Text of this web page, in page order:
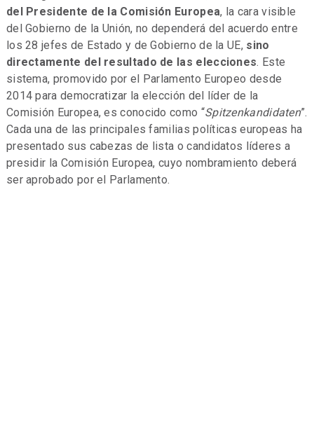
del Presidente de la Comisión Europea, la cara visible
del Gobierno de la Unión, no dependerá del acuerdo entre
los 28 jefes de Estado y de Gobierno de la UE, sino
directamente del resultado de las elecciones. Este
sistema, promovido por el Parlamento Europeo desde
2014 para democratizar la elección del líder de la
Comisión Europea, es conocido como “Spitzenkandidaten”.
Cada una de las principales familias políticas europeas ha
presentado sus cabezas de lista o candidatos líderes a
presidir la Comisión Europea, cuyo nombramiento deberá
ser aprobado por el Parlamento.